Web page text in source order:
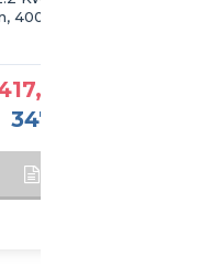
400/690V, IE3,
€TTC
347,71 €HT